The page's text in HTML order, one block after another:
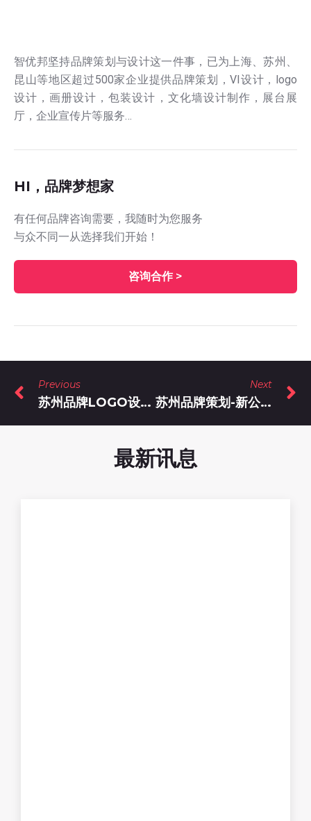
智优邦坚持品牌策划与设计这一件事，已为上海、苏州、
昆山等地区超过500家企业提供品牌策划，VI设计，logo
设计，画册设计，包装设计，文化墙设计制作，展台展
厅，企业宣传片等服务…
HI，品牌梦想家
有任何品牌咨询需要，我随时为您服务
与众不同一从选择我们开始！
咨询合作 >
Previous
苏州品牌LOGO设计-小技巧，让你的品牌形象瞬间提升！
Next
苏州品牌策划-新公司品牌形象应该怎么策划设计比较好？
最新讯息